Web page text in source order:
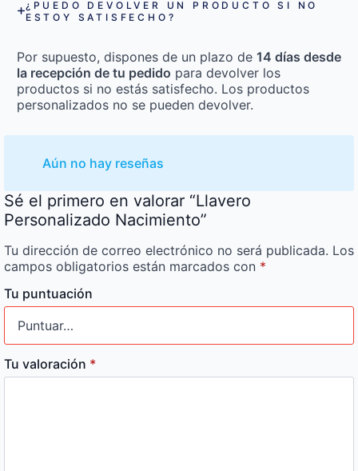
¿PUEDO DEVOLVER UN PRODUCTO SI NO
ESTOY SATISFECHO?
Por supuesto, dispones de un plazo de 14 días desde
la recepción de tu pedido para devolver los
productos si no estás satisfecho. Los productos
personalizados no se pueden devolver.
Aún no hay reseñas
Sé el primero en valorar “Llavero
Personalizado Nacimiento”
Tu dirección de correo electrónico no será publicada. Los
campos obligatorios están marcados con *
Tu puntuación
Tu valoración *